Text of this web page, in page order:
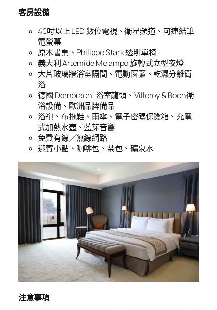
客房設備
40吋以上 LED 數位電視、衛星頻道、可連結筆
電螢幕
原木書桌、Philippe Stark 透明單椅
義大利 Artemide Melampo 旋轉式立型夜燈
大片玻璃牆浴室隔間、電動窗簾、乾濕分離衛
浴
德國 Dornbracht 浴室龍頭、Villeroy & Boch 衛
浴設備、歐洲品牌備品
浴袍、布拖鞋、雨傘、電子密碼保險箱、充電
式加熱水壺、藍芽音響
免費有線／無線網路
迎賓小點、咖啡包、茶包、礦泉水
注意事項